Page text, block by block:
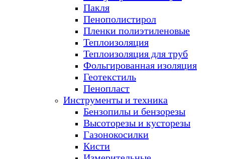
Пакля
Пенополистирол
Пленки полиэтиленовые
Теплоизоляция
Теплоизоляция для труб
Фольгированная изоляция
Геотекстиль
Пенопласт
Инструменты и техника
Бензопилы и бензорезы
Высоторезы и кусторезы
Газонокосилки
Кисти